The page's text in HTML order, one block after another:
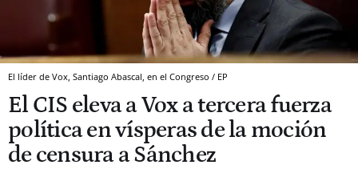
El líder de Vox, Santiago Abascal, en el Congreso / EP
El CIS eleva a Vox a tercera fuerza
política en vísperas de la moción
de censura a Sánchez